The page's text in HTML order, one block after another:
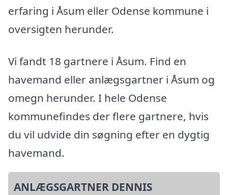
erfaring i Åsum eller Odense kommune i
oversigten herunder.
Vi fandt 18 gartnere i Åsum. Find en
havemand eller anlægsgartner i Åsum og
omegn herunder. I hele Odense
kommunefindes der flere gartnere, hvis
du vil udvide din søgning efter en dygtig
havemand.
ANLÆGSGARTNER DENNIS